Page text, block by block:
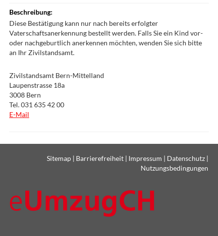
Beschreibung:
Diese Bestätigung kann nur nach bereits erfolgter
Vaterschaftsanerkennung bestellt werden. Falls Sie ein Kind vor-
oder nachgeburtlich anerkennen möchten, wenden Sie sich bitte
an Ihr Zivilstandsamt.
Zivilstandsamt Bern-Mittelland
Laupenstrasse 18a
3008 Bern
Tel. 031 635 42 00
E-Mail
Sitemap | Barrierefreiheit | Impressum | Datenschutz |
Nutzungsbedingungen